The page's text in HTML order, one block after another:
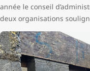
année le conseil
deux organisations